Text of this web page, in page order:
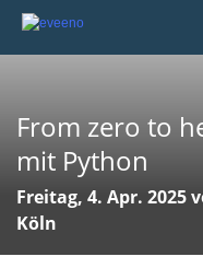
From zero to
mit Python
Freitag, 4. Apr. 2025
Köln